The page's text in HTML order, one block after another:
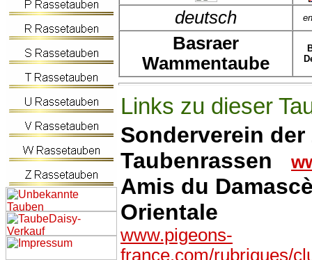
deutsch
Basraer
Wammentaube
Links zu dieser
Sonderverein
Taubenrassen
Amis du
Orientale
www.pigeons-
france.com/rubriques/